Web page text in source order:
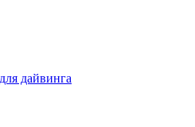
дайвинга